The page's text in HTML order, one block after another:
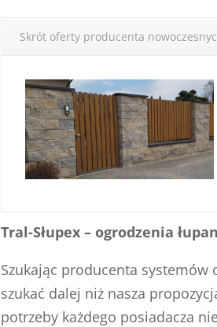
Skrót oferty producenta
Tral-Słupex – ogrodzenia
Szukając producenta systemów
szukać dalej niż nasza
potrzeby każdego posiadacza